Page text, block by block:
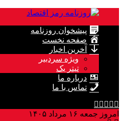
پیشخوان روزنامه
صفحه نخست
آخرین اخبار
ویژه سردبیر
تیتر یک
درباره ما
تماس با ما
امروز جمعه ۱۶ مرداد ۱۴۰۵